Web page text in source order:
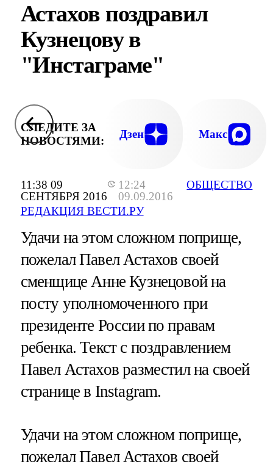
11:38 09
СЕНТЯБРЯ 2016
12:24
09.09.2016
РЕДАКЦИЯ ВЕСТИ.РУ
ОБЩЕСТВО
Астахов поздравил
Кузнецову в
"Инстаграме"
СЛЕДИТЕ ЗА
НОВОСТЯМИ:
Дзен Макс
Удачи на этом сложном поприще,
пожелал Павел Астахов своей
сменщице Анне Кузнецовой на
посту уполномоченного при
президенте России по правам
ребенка. Текст с поздравлением
Павел Астахов разместил на своей
странице в Instagram.
Удачи на этом сложном поприще,
пожелал Павел Астахов своей